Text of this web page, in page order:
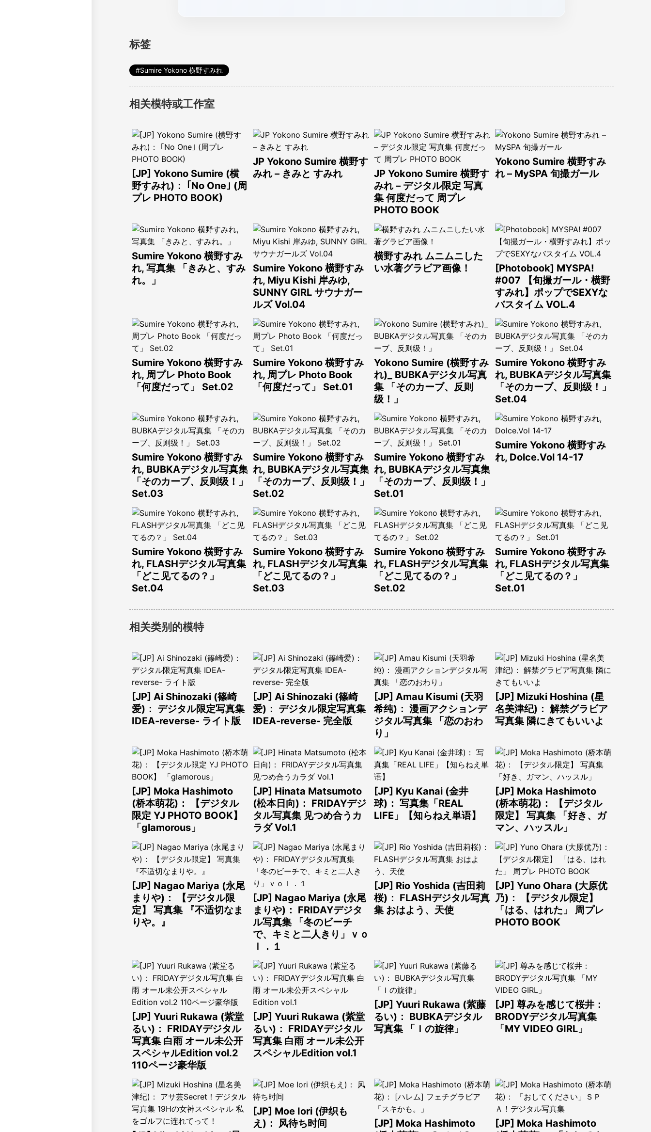
标签
Sumire Yokono 横野すみれ
相关模特或工作室
[JP] Yokono Sumire (横
野すみれ)： ｢No One｣ (周
プレ PHOTO BOOK)
JP Yokono Sumire 横野す
みれ – きみと すみれ
JP Yokono Sumire 横野す
みれ – デジタル限定 写真
集 何度だって 周プレ
PHOTO BOOK
Yokono Sumire 横野すみ
れ – MySPA 旬撮ガール
Sumire Yokono 横野すみ
れ, 写真集 「きみと、すみ
れ。」
Sumire Yokono 横野すみ
れ, Miyu Kishi 岸みゆ,
SUNNY GIRL サウナガー
ルズ Vol.04
横野すみれ ムニムニした
い水著グラビア画像！
[Photobook] MYSPA!
#007 【旬撮ガール・横野
すみれ】ポップでSEXYな
バスタイム VOL.4
Sumire Yokono 横野すみ
れ, 周プレ Photo Book
「何度だって」 Set.02
Sumire Yokono 横野すみ
れ, 周プレ Photo Book
「何度だって」 Set.01
Yokono Sumire (横野すみ
れ)_ BUBKAデジタル写真
集 「そのカーブ、反则
级！」
Sumire Yokono 横野すみ
れ, BUBKAデジタル写真集
「そのカーブ、反则级！」
Set.04
Sumire Yokono 横野すみ
れ, BUBKAデジタル写真集
「そのカーブ、反则级！」
Set.03
Sumire Yokono 横野すみ
れ, BUBKAデジタル写真集
「そのカーブ、反则级！」
Set.02
Sumire Yokono 横野すみ
れ, BUBKAデジタル写真集
「そのカーブ、反则级！」
Set.01
Sumire Yokono 横野すみ
れ, Dolce.Vol 14-17
Sumire Yokono 横野すみ
れ, FLASHデジタル写真集
「どこ见てるの？」
Set.04
Sumire Yokono 横野すみ
れ, FLASHデジタル写真集
「どこ见てるの？」
Set.03
Sumire Yokono 横野すみ
れ, FLASHデジタル写真集
「どこ见てるの？」
Set.02
Sumire Yokono 横野すみ
れ, FLASHデジタル写真集
「どこ见てるの？」
Set.01
相关类别的模特
[JP] Ai Shinozaki (篠崎
爱)： デジタル限定写真集
IDEA-reverse- ライト版
[JP] Ai Shinozaki (篠崎
爱)： デジタル限定写真集
IDEA-reverse- 完全版
[JP] Amau Kisumi (天羽
希纯)： 漫画アクションデ
ジタル写真集 「恋のおわ
り」
[JP] Mizuki Hoshina (星
名美津纪)： 解禁グラビア
写真集 隣にきてもいいよ
[JP] Moka Hashimoto
(桥本萌花)： 【デジタル
限定 YJ PHOTO BOOK】
「glamorous」
[JP] Hinata Matsumoto
(松本日向)： FRIDAYデジ
タル写真集 见つめ合うカ
ラダ Vol.1
[JP] Kyu Kanai (金井
球)： 写真集「REAL
LIFE」【知らねえ単语】
[JP] Moka Hashimoto
(桥本萌花)： 【デジタル
限定】 写真集 「好き、ガ
マン、ハッスル」
[JP] Nagao Mariya (永尾
まりや)： 【デジタル限
定】 写真集 『不适切なま
りや。』
[JP] Nagao Mariya (永尾
まりや)： FRIDAYデジタ
ル写真集 「冬のビーチ
で、キミと二人きり」ｖｏ
ｌ．１
[JP] Rio Yoshida (吉田莉
桜)： FLASHデジタル写真
集 おはよう、天使
[JP] Yuno Ohara (大原优
乃)： 【デジタル限定】
「はる、はれた」 周プレ
PHOTO BOOK
[JP] Yuuri Rukawa (紫堂
るい)： FRIDAYデジタル
写真集 白雨 オール未公开
スペシャルEdition vol.2
110ページ豪华版
[JP] Yuuri Rukawa (紫堂
るい)： FRIDAYデジタル
写真集 白雨 オール未公开
スペシャルEdition vol.1
[JP] Yuuri Rukawa (紫藤
るい)： BUBKAデジタル
写真集 「Ｉの旋律」
[JP] 尊みを感じて桜井：
BRODYデジタル写真集
「MY VIDEO GIRL」
[JP] Moe Iori (伊织も
え)： 风待ち时间
[JP] Moka Hashimoto
[JP] Moka Hashimoto